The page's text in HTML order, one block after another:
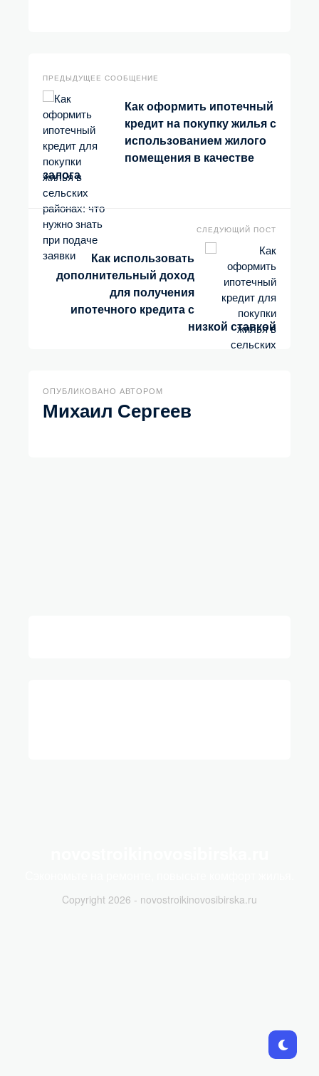
ПРЕДЫДУЩЕЕ СООБЩЕНИЕ
Как оформить ипотечный
кредит на покупку жилья с
использованием жилого
помещения в качестве
залога
СЛЕДУЮЩИЙ ПОСТ
Как использовать
дополнительный доход
для получения
ипотечного кредита с
низкой ставкой
ОПУБЛИКОВАНО АВТОРОМ
Михаил Сергеев
Copyright 2026 - novostroikinovosibirska.ru